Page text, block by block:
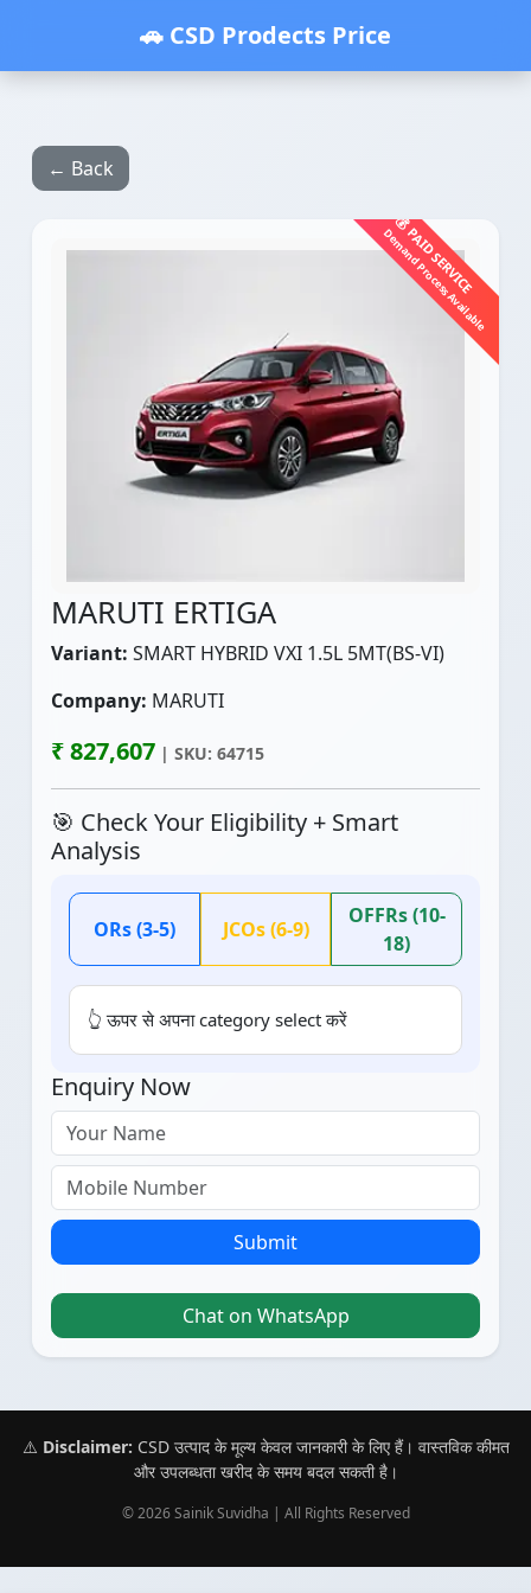
🚗 CSD Prodects Price
← Back
💰 PAID SERVICE
Demand Process Available
MARUTI ERTIGA
Variant: SMART HYBRID VXI 1.5L 5MT(BS-VI)
Company: MARUTI
₹ 827,607 | SKU: 64715
🎯 Check Your Eligibility + Smart
Analysis
ORs (3-5) JCOs (6-9)
OFFRs (10-
18)
👆 ऊपर से अपना category select करें
Enquiry Now
Submit
Chat on WhatsApp
⚠️ Disclaimer: CSD उत्पाद के मूल्य केवल जानकारी के लिए हैं। वास्तविक कीमत
और उपलब्धता खरीद के समय बदल सकती है।
© 2026 Sainik Suvidha | All Rights Reserved